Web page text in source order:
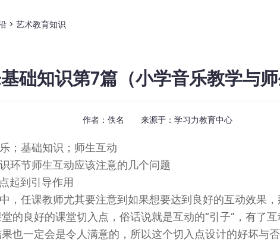
> 艺术教育知识
础知识第7篇（小学音乐教学与师
作者：佚名 来源于： 学习力教育中心
；基础知识；师生互动
环节师生互动应该注意的几个问题
起到引导作用
，任课教师尤其要注意到如果想要达到良好的互动效果
的良好的课堂切入点，俗话说就是互动的“引子”，有了
也一定会是令人满意的，所以这个切入点设计的好坏与